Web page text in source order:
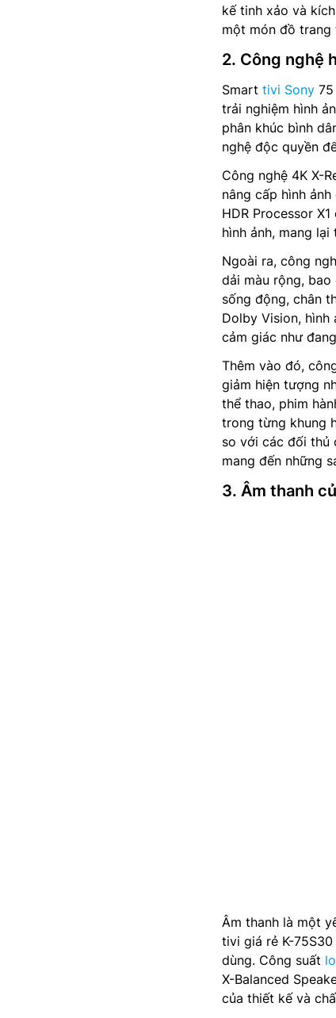
kế tinh xảo và
một món đồ trang
2. Công nghệ
Smart tivi Sony
trải nghiệm hình
phân khúc bình
nghệ độc quyền
Công nghệ 4K X-
nâng cấp hình
HDR Processor
hình ảnh, mang
Ngoài ra, công
dải màu rộng,
sống động, chân
Dolby Vision,
cảm giác như
Thêm vào đó,
giảm hiện tượng
thể thao, phim
trong từng khung
so với các đối thủ
mang đến những
3. Âm thanh
Âm thanh là một
tivi giá rẻ K-
dùng. Công suất
X-Balanced
của thiết kế và